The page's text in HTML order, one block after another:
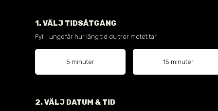
1. VÄLJ TIDSÅTGÅNG
Fyll i ungefär hur lång tid du tror mötet tar
5 minuter 15 minuter
2. VÄLJ DATUM & TID